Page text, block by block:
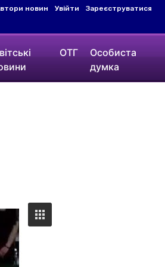
новин Увійти Зареєструватися
ОТГ
Особиста
думка